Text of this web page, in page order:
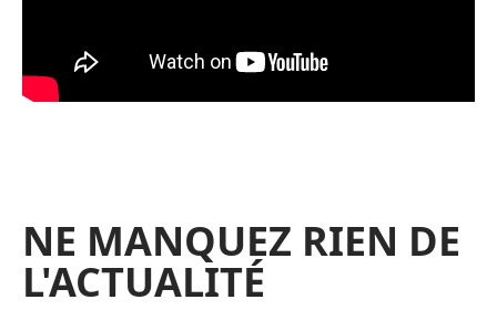
NE MANQUEZ RIEN DE
L'ACTUALITÉ